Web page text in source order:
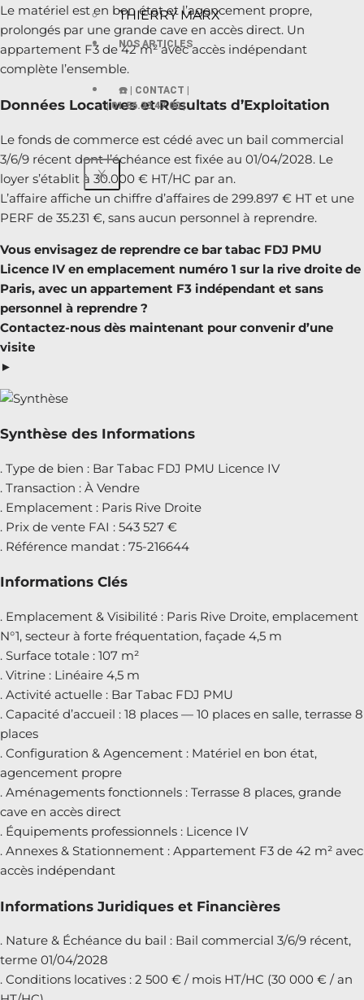
THIERRY MARX
NOS ARTICLES
☎️ | CONTACT |
| 01.56.33 47.00 |
X
Le matériel est en bon état et l’agencement propre,
prolongés par une grande cave en accès direct. Un
appartement F3 de 42 m² avec accès indépendant
complète l’ensemble.
Données Locatives et Résultats d’Exploitation
Le fonds de commerce est cédé avec un bail commercial
3/6/9 récent dont l’échéance est fixée au 01/04/2028. Le
loyer s’établit à 30.000 € HT/HC par an.
L’affaire affiche un chiffre d’affaires de 299.897 € HT et une
PERF de 35.231 €, sans aucun personnel à reprendre.
Vous envisagez de reprendre ce bar tabac FDJ PMU
Licence IV en emplacement numéro 1 sur la rive droite de
Paris, avec un appartement F3 indépendant et sans
personnel à reprendre ?
Contactez-nous dès maintenant pour convenir d’une
visite
►
Synthèse des Informations
. Type de bien : Bar Tabac FDJ PMU Licence IV
. Transaction : À Vendre
. Emplacement : Paris Rive Droite
. Prix de vente FAI : 543 527 €
. Référence mandat : 75-216644
Informations Clés
. Emplacement & Visibilité : Paris Rive Droite, emplacement
N°1, secteur à forte fréquentation, façade 4,5 m
. Surface totale : 107 m²
. Vitrine : Linéaire 4,5 m
. Activité actuelle : Bar Tabac FDJ PMU
. Capacité d’accueil : 18 places — 10 places en salle, terrasse 8
places
. Configuration & Agencement : Matériel en bon état,
agencement propre
. Aménagements fonctionnels : Terrasse 8 places, grande
cave en accès direct
. Équipements professionnels : Licence IV
. Annexes & Stationnement : Appartement F3 de 42 m² avec
accès indépendant
Informations Juridiques et Financières
. Nature & Échéance du bail : Bail commercial 3/6/9 récent,
terme 01/04/2028
. Conditions locatives : 2 500 € / mois HT/HC (30 000 € / an